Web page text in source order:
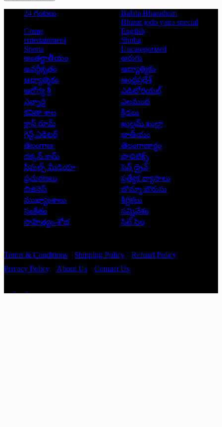
24 గంటలు
Balala Bharatham
Bharat jodo yatra special
Crime
English
entertainment
Shoba
Sports
Uncategorized
అంతర్జాతీయం
అరుగు
అవర్గీకృతం
ఆద్యాత్మికం
ఆధ్యాత్మికం
ఆంధ్రప్రదేశ్
ఆరోగ్య శ్రీ
ఎడిటోరియల్
ఎన్నారై
ఎలమంద
కవితా శాల
క్రీడలు
క్లాస్ రూమ్
ఖుల్లమ్ ఖుల్లా
గెస్ట్ ఎడిటర్
జాతీయం
తెలంగాణ
తెలంగాణార్థం
దక్కన్.కామ్
పాలిటిక్స్
పీపుల్స్ ‌మీడియా
పెన్ డ్రైవ్
ప్రచురణలు
ప్రత్యేక వ్యాసాలు
బిజినెస్
బొమ్మా బొరుసు
ముఖ్యాంశాలు
శీర్షికలు
సంకేతం
సన్నివేశం
సాహిత్యం-శోభ
సిల్ సిల
Terms & Conditions Shipping Policy
Refund Policy
Privacy Policy
About Us Contact Us